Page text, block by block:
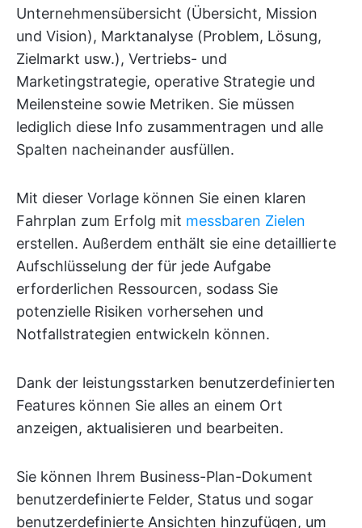
Unternehmensübersicht (Übersicht, Mission
und Vision), Marktanalyse (Problem, Lösung,
Zielmarkt usw.), Vertriebs- und
Marketingstrategie, operative Strategie und
Meilensteine sowie Metriken. Sie müssen
lediglich diese Info zusammentragen und alle
Spalten nacheinander ausfüllen.
Mit dieser Vorlage können Sie einen klaren
Fahrplan zum Erfolg mit messbaren Zielen
erstellen. Außerdem enthält sie eine detaillierte
Aufschlüsselung der für jede Aufgabe
erforderlichen Ressourcen, sodass Sie
potenzielle Risiken vorhersehen und
Notfallstrategien entwickeln können.
Dank der leistungsstarken benutzerdefinierten
Features können Sie alles an einem Ort
anzeigen, aktualisieren und bearbeiten.
Sie können Ihrem Business-Plan-Dokument
benutzerdefinierte Felder, Status und sogar
benutzerdefinierte Ansichten hinzufügen, um